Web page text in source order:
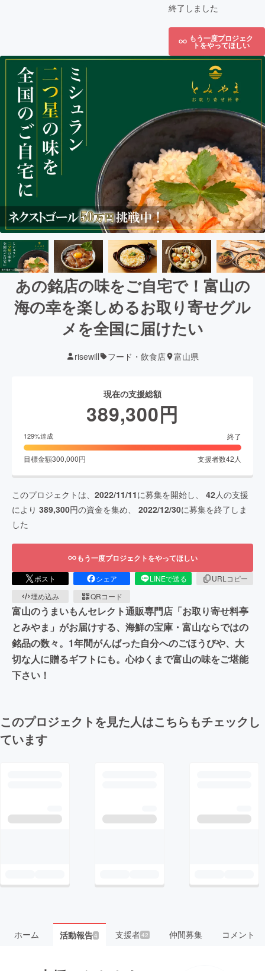
終了しました
もう一度プロジェク
トをやってほしい
あの銘店の味をご自宅で！富山の
海の幸を楽しめるお取り寄せグル
メを全国に届けたい
risewill フード・飲食店 富山県
現在の支援総額
389,300円
129%達成 終了
目標金額300,000円 支援者数42 人
このプロジェクトは、 2022/11/11に募集を開始し、 42人の支援
により 389,300円の資金を集め、 2022/12/30に募集を終了しま
した
もう一度プロジェクトをやってほしい
ポスト シェア LINEで送る
URLコピー
埋め込み
QRコード
富山のうまいもんセレクト通販専門店「お取り寄せ料亭
とみやま」がお届けする、海鮮の宝庫・富山ならではの
銘品の数々。1年間がんばった自分へのごほうびや、大
切な人に贈るギフトにも。心ゆくまで富山の味をご堪能
下さい！
このプロジェクトを見た人はこちらもチェックし
ています
ホーム 活動報告4 支援者42 仲間募集 コメント